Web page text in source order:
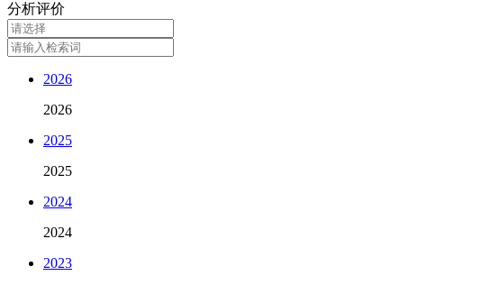
分析评价
2026
2026
2025
2025
2024
2024
2023